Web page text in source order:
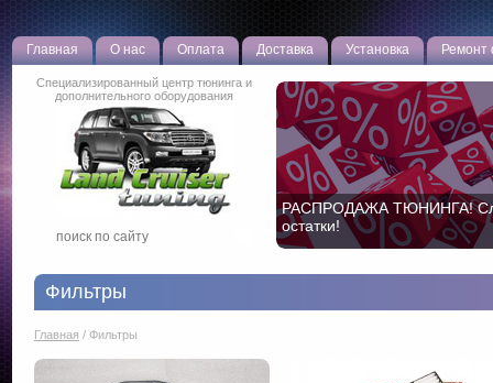
Главная О нас Оплата Доставка Установка Ремонт
Специализированный центр тюнинга и
дополнительного оборудования
РАСПРОДАЖА ТЮНИНГА!
остатки!
Фильтры
Главная / Фильтры